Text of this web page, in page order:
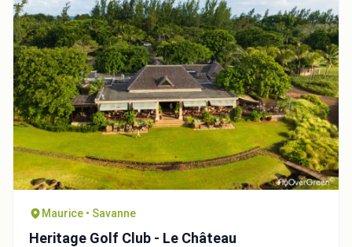
Maurice • Savanne
Heritage Golf Club - Le Château